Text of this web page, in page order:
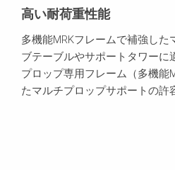
高い耐荷重性能
多機能MRKフレームで補強した
ブテーブルやサポートタワーに
プロップ専用フレーム（多機能
たマルチプロップサポートの許